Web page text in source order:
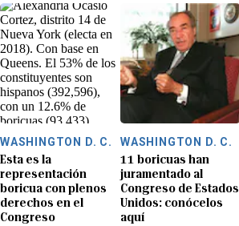
WASHINGTON D. C.
Esta es la
representación
boricua con plenos
derechos en el
Congreso
WASHINGTON D. C.
11 boricuas han
juramentado al
Congreso de Estados
Unidos: conócelos
aquí